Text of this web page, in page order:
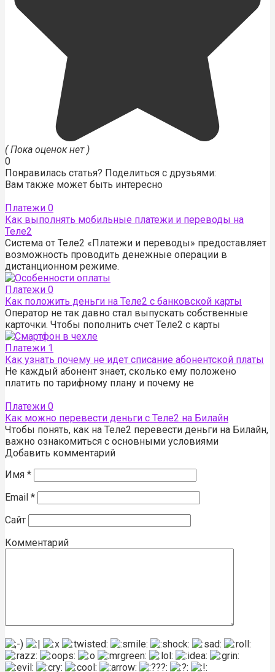
( Пока оценок нет )
0
Понравилась статья? Поделиться с друзьями:
Вам также может быть интересно
Платежи 0
Как выполнять мобильные платежи и переводы на
Теле2
Система от Теле2 «Платежи и переводы» предоставляет
возможность проводить денежные операции в
дистанционном режиме.
Платежи 0
Как положить деньги на Теле2 с банковской карты
Оператор не так давно стал выпускать собственные
карточки. Чтобы пополнить счет Теле2 с карты
Платежи 1
Как узнать почему не идет списание абонентской платы
Не каждый абонент знает, сколько ему положено
платить по тарифному плану и почему не
Платежи 0
Как можно перевести деньги с Теле2 на Билайн
Чтобы понять, как на Теле2 перевести деньги на Билайн,
важно ознакомиться с основными условиями
Добавить комментарий
Имя *
Email *
Сайт
Комментарий